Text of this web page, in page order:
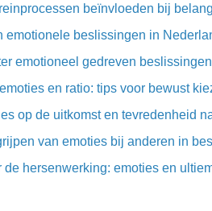
beïnvloeden bij
emotionele beslissingen in
emotioneel gedreven beslissingen
en ratio: tips voor bewust
op de uitkomst en tevredenheid
van emoties bij anderen in
de hersenwerking: emoties en